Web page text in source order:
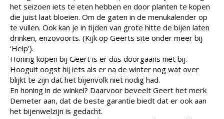
het seizoen iets te eten hebben en door planten te kopen
die juist laat bloeien. Om de gaten in de menukalender op
te vullen. Ook kan je in tijden van grote hitte de bijen laten
drinken, enzovoorts. (Kijk op Geerts site onder meer bij
'Help').
Honing kopen bij Geert is er dus doorgaans niet bij.
Hooguit oogst hij iets als er na de winter nog wat over
blijkt te zijn dat het bijenvolk niet nodig had.
En honing in de winkel? Daarvoor beveelt Geert het merk
Demeter aan, dat de beste garantie biedt dat er ook aan
het bijenwelzijn is gedacht.